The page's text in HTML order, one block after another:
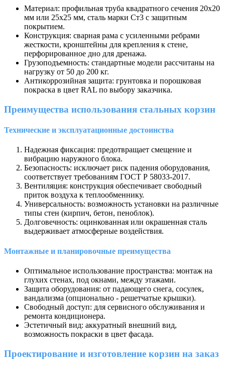
Материал: профильная труба квадратного сечения 20х20
мм или 25х25 мм, сталь марки Ст3 с защитным
покрытием.
Конструкция: сварная рама с усиленными ребрами
жесткости, кронштейны для крепления к стене,
перфорированное дно для дренажа.
Грузоподъемность: стандартные модели рассчитаны на
нагрузку от 50 до 200 кг.
Антикоррозийная защита: грунтовка и порошковая
покраска в цвет RAL по выбору заказчика.
Преимущества использования стальных корзин
Технические и эксплуатационные достоинства
Надежная фиксация: предотвращает смещение и
вибрацию наружного блока.
Безопасность: исключает риск падения оборудования,
соответствует требованиям ГОСТ Р 58033-2017.
Вентиляция: конструкция обеспечивает свободный
приток воздуха к теплообменнику.
Универсальность: возможность установки на различные
типы стен (кирпич, бетон, пеноблок).
Долговечность: оцинкованная или окрашенная сталь
выдерживает атмосферные воздействия.
Монтажные и планировочные преимущества
Оптимальное использование пространства: монтаж на
глухих стенах, под окнами, между этажами.
Защита оборудования: от падающего снега, сосулек,
вандализма (опционально - решетчатые крышки).
Свободный доступ: для сервисного обслуживания и
ремонта кондиционера.
Эстетичный вид: аккуратный внешний вид,
возможность покраски в цвет фасада.
Проектирование и изготовление корзин на заказ